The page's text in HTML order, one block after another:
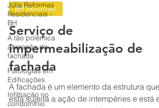
Júlia Reformas
Residenciais -
BH
A tão polêmica
alteração da
fachada
Patologias em
Edificações
Infiltração no
condomínio
12 de mar. de 2023
BH Reformas
Serviço de
impermeabilização de
fachada